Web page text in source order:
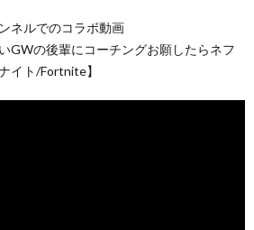
ネルでのコラボ動画
GWの後輩にコーチングお願したらネフ
イト/Fortnite】